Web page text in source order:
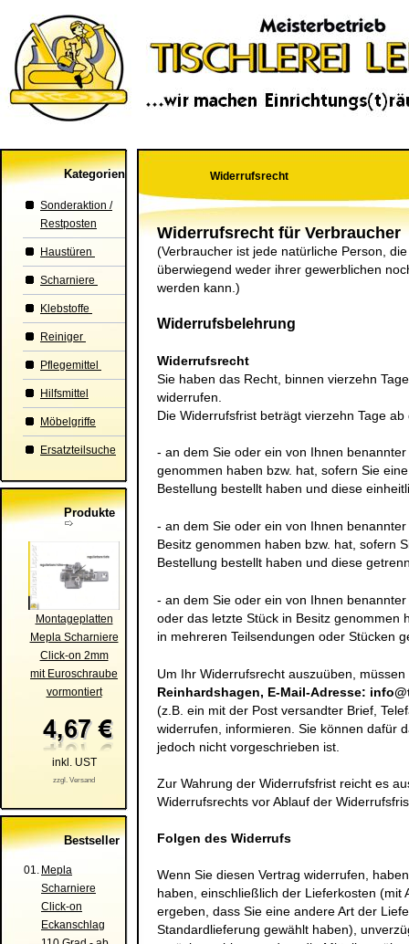
Kategorien
Sonderaktion /
Restposten
Haustüren
Scharniere
Klebstoffe
Reiniger
Pflegemittel
Hilfsmittel
Möbelgriffe
Ersatzteilsuche
Produkte
Montageplatten
Mepla Scharniere
Click-on 2mm
mit Euroschraube
vormontiert
inkl. UST
zzgl. Versand
Bestseller
01. Mepla
Scharniere
Click-on
Eckanschlag
Widerrufsrecht
Widerrufsrecht für Verbraucher
(Verbraucher ist jede natürliche Person,
überwiegend weder ihrer gewerblichen
werden kann.)
Widerrufsbelehrung
Widerrufsrecht
Sie haben das Recht, binnen vierzehn
widerrufen.
Die Widerrufsfrist beträgt vierzehn Tage ab
- an dem Sie oder ein von Ihnen
genommen haben bzw. hat, sofern Sie
Bestellung bestellt haben und diese
- an dem Sie oder ein von Ihnen
Besitz genommen haben bzw. hat, sofern
Bestellung bestellt haben und diese
- an dem Sie oder ein von Ihnen
oder das letzte Stück in Besitz genommen
in mehreren Teilsendungen oder Stücken
Um Ihr Widerrufsrecht auszuüben,
Reinhardshagen, E-Mail-Adresse:
(z.B. ein mit der Post versandter Brief,
widerrufen, informieren. Sie können dafür
jedoch nicht vorgeschrieben ist.
Zur Wahrung der Widerrufsfrist reicht es
Widerrufsrechts vor Ablauf der
Folgen des Widerrufs
Wenn Sie diesen Vertrag widerrufen,
haben, einschließlich der Lieferkosten (mit
ergeben, dass Sie eine andere Art der
Standardlieferung gewählt haben),